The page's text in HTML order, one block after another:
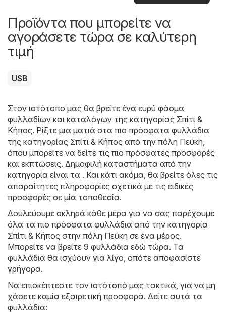
Προϊόντα που μπορείτε να
αγοράσετε τώρα σε καλύτερη
τιμή
USB
Στον ιστότοπο μας θα βρείτε ένα ευρύ φάσμα
φυλλαδίων και καταλόγων της κατηγορίας Σπίτι &
Κήπος. Ρίξτε μια ματιά στα πιο πρόσφατα φυλλάδια
της κατηγορίας Σπίτι & Κήπος από την πόλη Πεύκη,
όπου μπορείτε να δείτε τις πιο πρόσφατες προσφορές
και εκπτώσεις. Δημοφιλή καταστήματα από την
κατηγορία είναι τα . Και κάτι ακόμα, θα βρείτε όλες τις
απαραίτητες πληροφορίες σχετικά με τις ειδικές
προσφορές σε μία τοποθεσία.
Δουλεύουμε σκληρά κάθε μέρα για να σας παρέχουμε
όλα τα πιο πρόσφατα φυλλάδια από την κατηγορία
Σπίτι & Κήπος στην πόλη Πεύκη σε ένα μέρος.
Μπορείτε να βρείτε 9 φυλλάδια εδώ τώρα. Τα
φυλλάδια θα ισχύουν για λίγο, οπότε αποφασίστε
γρήγορα.
Να επισκέπτεστε τον ιστότοπό μας τακτικά, για να μη
χάσετε καμία εξαιρετική προσφορά. Δείτε αυτά τα
φυλλάδια: